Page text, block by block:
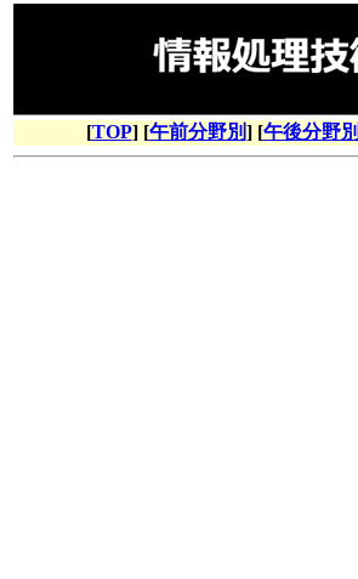
[TOP] [午前分野別] [午後分野別